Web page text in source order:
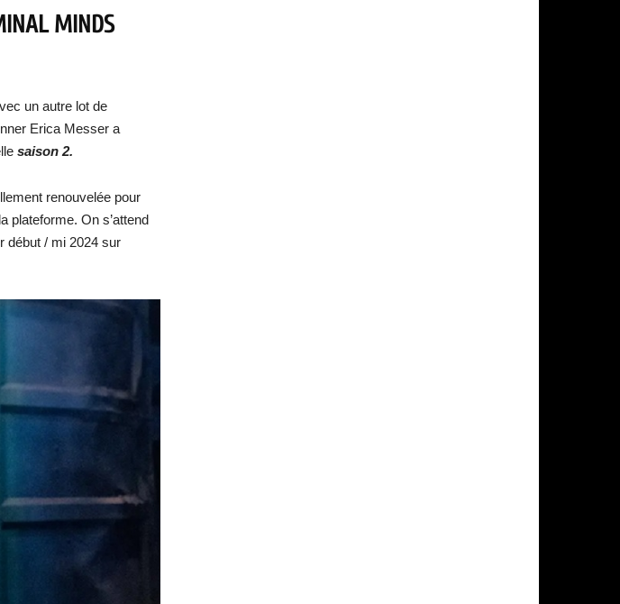
MINDS
un autre lot de
Erica Messer a
saison 2.
renouvelée pour
plateforme. On s’attend
début / mi 2024 sur